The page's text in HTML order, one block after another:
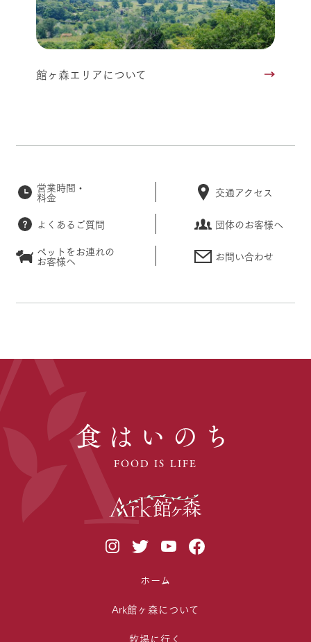
館ヶ森エリアについて
営業時間・
料金 交通アクセス
よくあるご質問
団体のお客様へ
ペットをお連れの
お客様へ お問い合わせ
食はいのち
FOOD IS LIFE
ホーム
Ark館ヶ森について
牧場に行く